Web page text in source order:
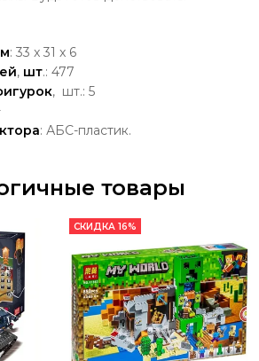
: 33 x 31 x 6
, шт.: 477
, шт.: 5
: АБС-пластик.
товары
СКИДКА 16%